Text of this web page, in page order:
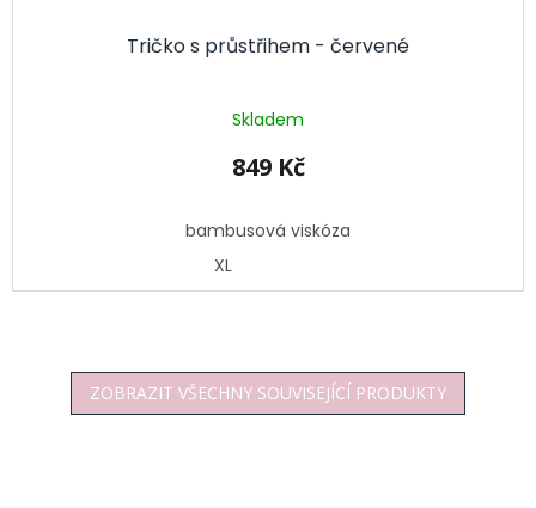
Tričko s průstřihem - červené
Skladem
849 Kč
bambusová viskóza
XL
ZOBRAZIT VŠECHNY SOUVISEJÍCÍ PRODUKTY